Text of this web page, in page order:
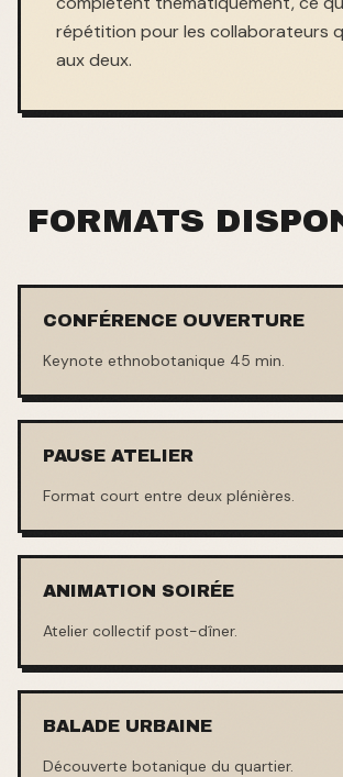
répétition pour les collaborateurs
aux deux.
FORMATS
CONFÉRENCE OUVERTURE
Keynote ethnobotanique 45 min.
PAUSE ATELIER
Format court entre deux plénières.
ANIMATION SOIRÉE
Atelier collectif post-dîner.
BALADE URBAINE
Découverte botanique du quartier.